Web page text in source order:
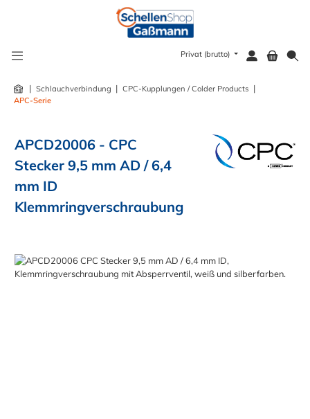
Privat (brutto)
| Schlauchverbindung | CPC-Kupplungen / Colder Products |
APC-Serie
APCD20006 - CPC
Stecker 9,5 mm AD / 6,4
mm ID
Klemmringverschraubung
Bildergalerie überspringen